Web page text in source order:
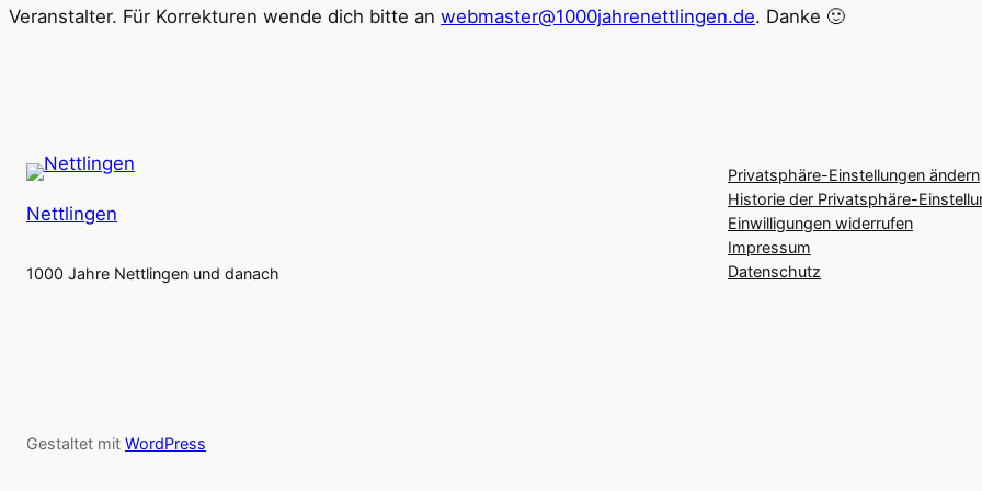
Veranstalter. Für Korrekturen wende dich bitte an webmaster@1000jahrenettlingen.de. Danke 🙂
Nettlingen
1000 Jahre Nettlingen und danach
Privatsphäre-Einstellungen ändern
Historie der Privatsphäre-
Einwilligungen widerrufen
Impressum
Datenschutz
Gestaltet mit WordPress